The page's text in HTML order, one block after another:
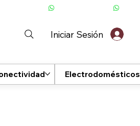
Iniciar Sesión
Electrodomésticos